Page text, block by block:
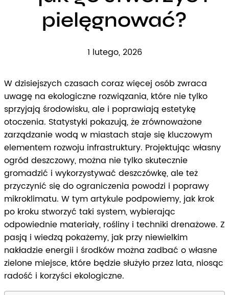
pielęgnować?
1 lutego, 2026
W dzisiejszych czasach coraz więcej osób zwraca
uwagę na ekologiczne rozwiązania, które nie tylko
sprzyjają środowisku, ale i poprawiają estetykę
otoczenia. Statystyki pokazują, że zrównoważone
zarządzanie wodą w miastach staje się kluczowym
elementem rozwoju infrastruktury. Projektując własny
ogród deszczowy, można nie tylko skutecznie
gromadzić i wykorzystywać deszczówkę, ale też
przyczynić się do ograniczenia powodzi i poprawy
mikroklimatu. W tym artykule podpowiemy, jak krok
po kroku stworzyć taki system, wybierając
odpowiednie materiały, rośliny i techniki drenażowe. Z
pasją i wiedzą pokażemy, jak przy niewielkim
nakładzie energii i środków można zadbać o własne
zielone miejsce, które będzie służyło przez lata, niosąc
radość i korzyści ekologiczne.